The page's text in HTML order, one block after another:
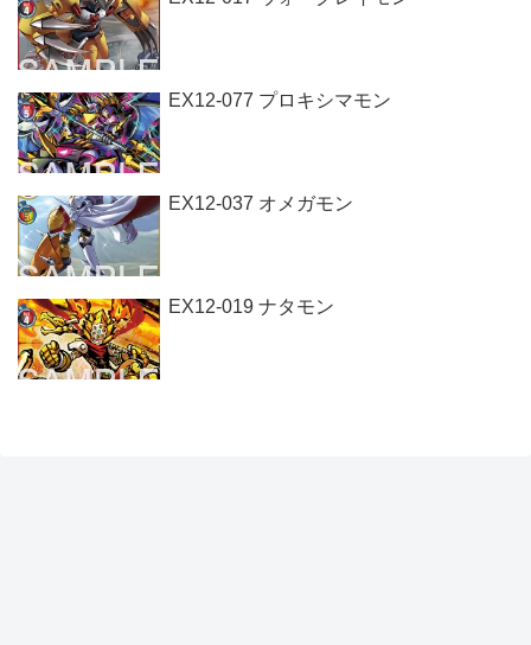
EX12-077 プロキシマモン
EX12-037 オメガモン
EX12-019 ナタモン